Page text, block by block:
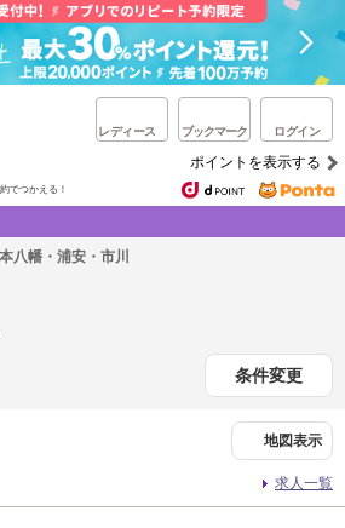
レディース ブックマーク ログイン
ポイントを表示する
でつかえる！
八幡・浦安・市川
条件変更
地図表示
求人一覧